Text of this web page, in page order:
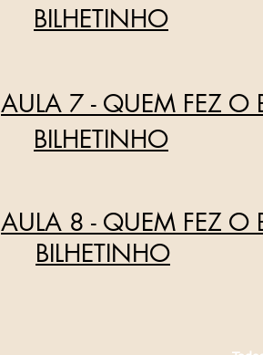
BILHETINHO
AULA 7 - QUEM FEZ O
BILHETINHO
AULA 8 - QUEM FEZ O
BILHETINHO